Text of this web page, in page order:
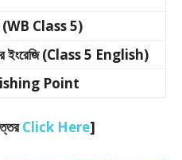
(WB Class 5)
ইংরেজি (Class 5 English)
Point
Click Here]